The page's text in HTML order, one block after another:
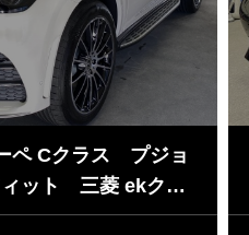
ペ Cクラス プジョ
ット 三菱 ekクロ
グ プロテクショ